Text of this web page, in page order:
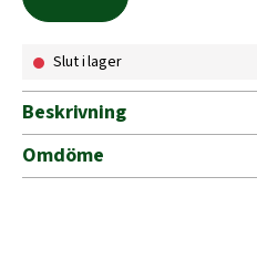
Slut i lager
Beskrivning
Omdöme